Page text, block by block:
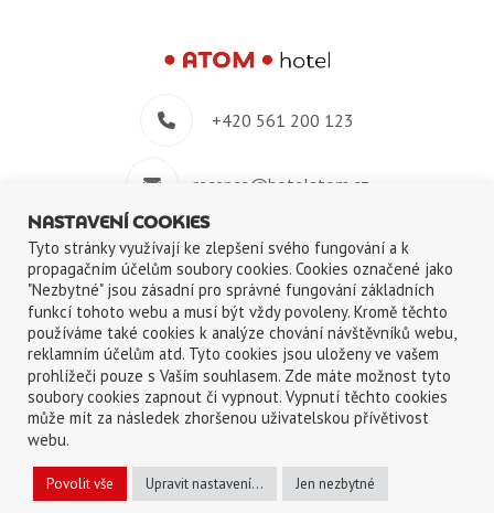
+420 561 200 123
recepce@hotelatom.cz
+420 739 348 914
Velkomeziříčská 640/45, 674 01 Třebíč
©2018-2026ATOM s.r.o.| Ochrana osobních údajů|Použití cookies
NASTAVENÍ COOKIES
Tyto stránky využívají ke zlepšení svého fungování a k
propagačním účelům soubory cookies. Cookies označené jako
"Nezbytné" jsou zásadní pro správné fungování základních
funkcí tohoto webu a musí být vždy povoleny. Kromě těchto
používáme také cookies k analýze chování návštěvníků webu,
reklamním účelům atd. Tyto cookies jsou uloženy ve vašem
prohlížeči pouze s Vaším souhlasem. Zde máte možnost tyto
soubory cookies zapnout či vypnout. Vypnutí těchto cookies
může mít za následek zhoršenou uživatelskou přívětivost
webu.
Povolit vše Upravit nastavení... Jen nezbytné
English Deutsch Čeština